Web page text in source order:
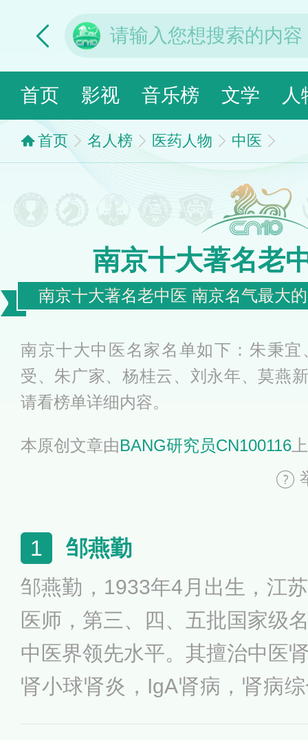
首页 影视 音乐榜 文学 人
首页 名人榜 医药人物 中医
南京十大著名老
南京十大著名老中医 南京名气最大
南京十大中医名家名单如下：朱秉
受、朱广家、杨桂云、刘永年、莫燕
请看榜单详细内容。
本原创文章由BANG研究员CN100116
1 邹燕勤
邹燕勤，1933年4月出生，江
医师，第三、四、五批国家级
中医界领先水平。其擅治中医
肾小球肾炎，IgA肾病，肾病